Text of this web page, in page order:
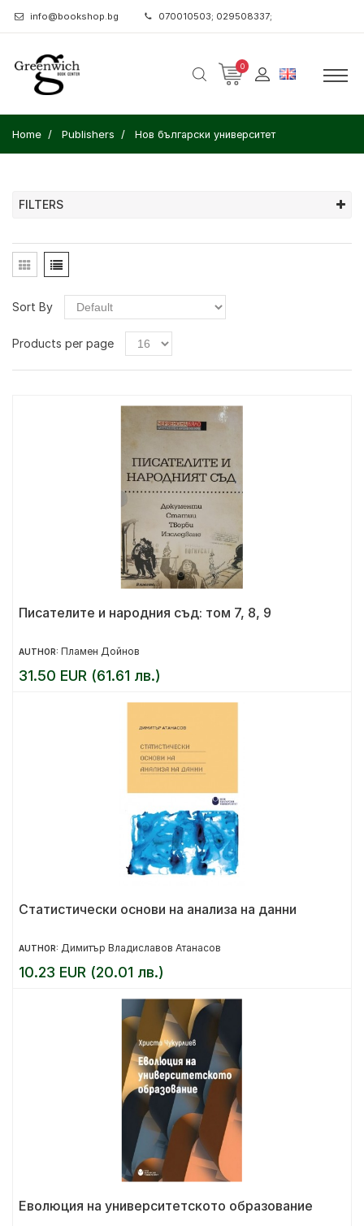
info@bookshop.bg 070010503; 029508337;
0
Home Publishers Нов български университет
FILTERS
Sort By
Products per page
Писателите и народния съд: том 7, 8, 9
AUTHOR: Пламен Дойнов
31.50 EUR (61.61 лв.)
Статистически основи на анализа на данни
AUTHOR: Димитър Владиславов Атанасов
10.23 EUR (20.01 лв.)
Еволюция на университетското образование